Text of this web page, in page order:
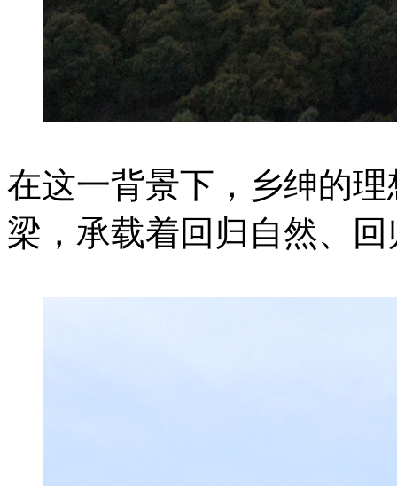
在这一背景下，乡绅的
梁，承载着回归自然、